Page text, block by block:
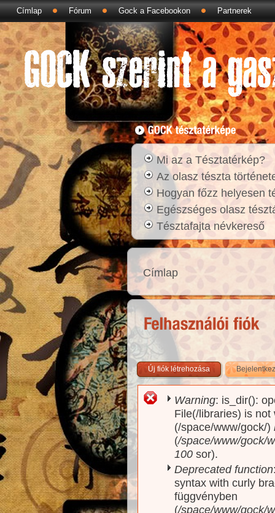
Címlap Fórum Gock a Facebookon Partnerek
Mi az a Tésztatérkép?
Az olasz tészta
Hogyan főzz helyesen
Egészséges olasz
Tésztafajta névkereső
Címlap
Új fiók létrehozása
Hibaüzenet
Warning: is_dir():
File(/libraries) is
(/space/www/gock/)
(/space/www/gock/
100 sor).
Deprecated function
syntax with curly
függvényben
(/space/www/gock/